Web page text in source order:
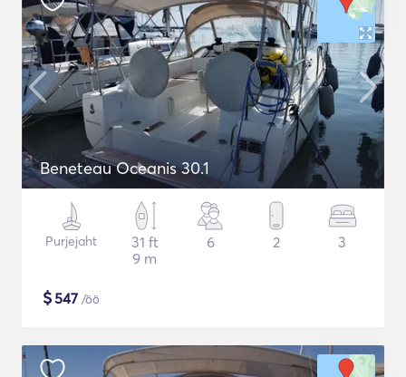
Beneteau Oceanis 30.1
Purjejaht
31 ft
9 m
6 2 3
$547 /öö